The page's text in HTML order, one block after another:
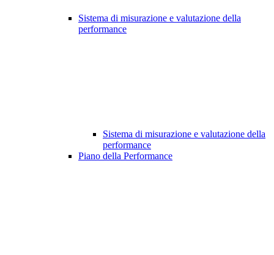
Sistema di misurazione e valutazione della
performance
Sistema di misurazione e valutazione della
performance
Piano della Performance